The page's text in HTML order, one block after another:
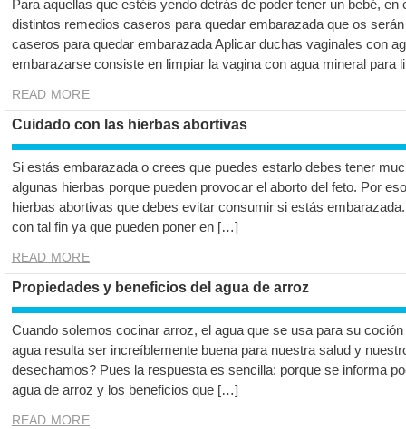
Para aquellas que estéis yendo detrás de poder tener un bebé,
distintos remedios caseros para quedar embarazada que os
caseros para quedar embarazada Aplicar duchas vaginales con
embarazarse consiste en limpiar la vagina con agua mineral para
READ MORE
Cuidado con las hierbas abortivas
Si estás embarazada o crees que puedes estarlo debes tener
algunas hierbas porque pueden provocar el aborto del feto. Por
hierbas abortivas que debes evitar consumir si estás
con tal fin ya que pueden poner en […]
READ MORE
Propiedades y beneficios del agua de arroz
Cuando solemos cocinar arroz, el agua que se usa para su
agua resulta ser increíblemente buena para nuestra salud y
desechamos? Pues la respuesta es sencilla: porque se informa
agua de arroz y los beneficios que […]
READ MORE